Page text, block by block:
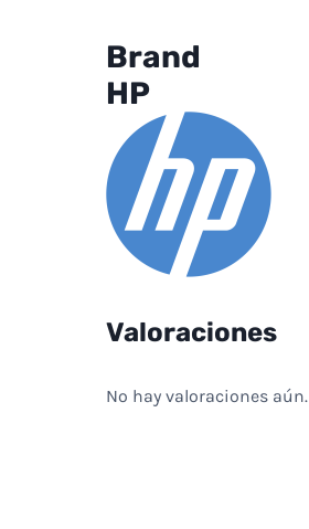
Brand
HP
Valoraciones
No hay valoraciones aún.